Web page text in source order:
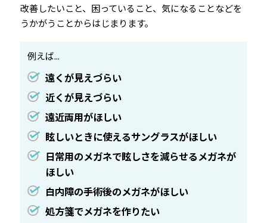
改善したいこと、困っていること、気になることなどを
うかがうことからはじまります。
例えば...
遠くが見えづらい
近くが見えづらい
遠近両用がほしい
眩しいときに使えるサングラスがほしい
日常用のメガネで眩しさを減らせるメガネが
ほしい
白内障の手術後のメガネがほしい
処方箋でメガネを作りたい